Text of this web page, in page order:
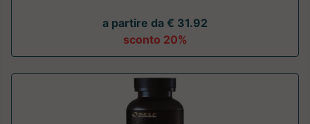
a partire da € 31.92
sconto 20%